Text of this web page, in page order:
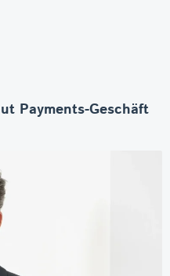
Payments-Geschäft